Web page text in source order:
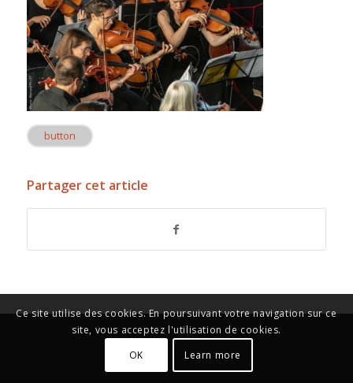
button
Partager cet article
Ce site utilise des cookies. En poursuivant votre navigation sur ce
site, vous acceptez l'utilisation de cookies.
OK
Learn more